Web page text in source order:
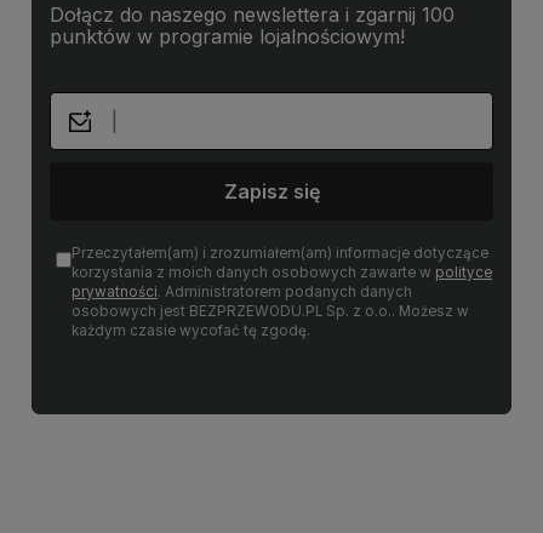
Dołącz do naszego newslettera i zgarnij 100
punktów w programie lojalnościowym!
Zapisz się
Przeczytałem(am) i zrozumiałem(am) informacje dotyczące
korzystania z moich danych osobowych zawarte w polityce
prywatności. Administratorem podanych danych
osobowych jest BEZPRZEWODU.PL Sp. z o.o.. Możesz w
każdym czasie wycofać tę zgodę.